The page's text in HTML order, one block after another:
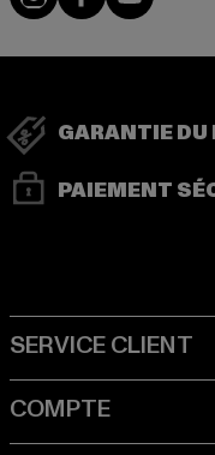
GARANTIE DU
PAIEMENT